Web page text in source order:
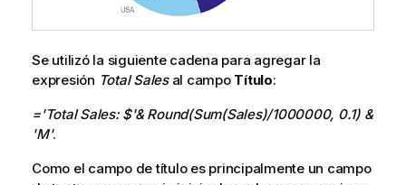
Se utilizó la siguiente cadena para agregar la
expresión Total Salesal campo Título:
='Total Sales: $'& Round(Sum(Sales)/1000000, 0.1) &
'M'.
Como el campo de título es principalmente un campo